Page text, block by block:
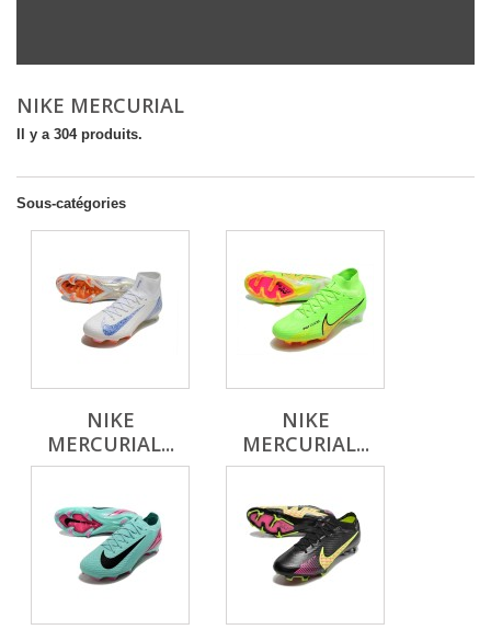
NIKE MERCURIAL
Il y a 304 produits.
Sous-catégories
NIKE
MERCURIAL...
NIKE
MERCURIAL...